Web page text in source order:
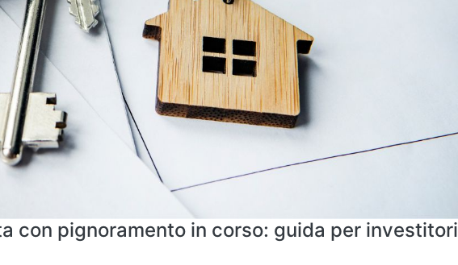
con pignoramento in corso: guida per investitori